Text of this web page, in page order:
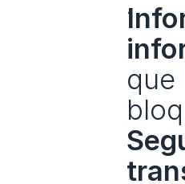
que